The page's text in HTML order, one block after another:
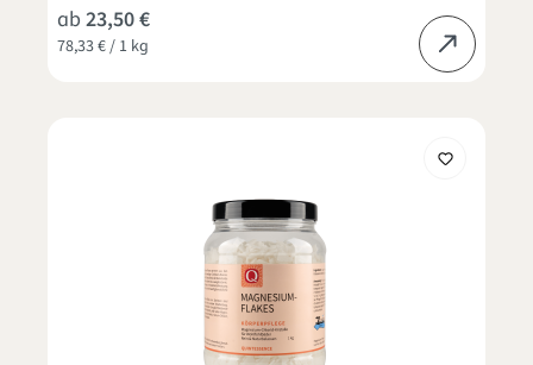
78,33 € / 1 kg
ab 23,50 €